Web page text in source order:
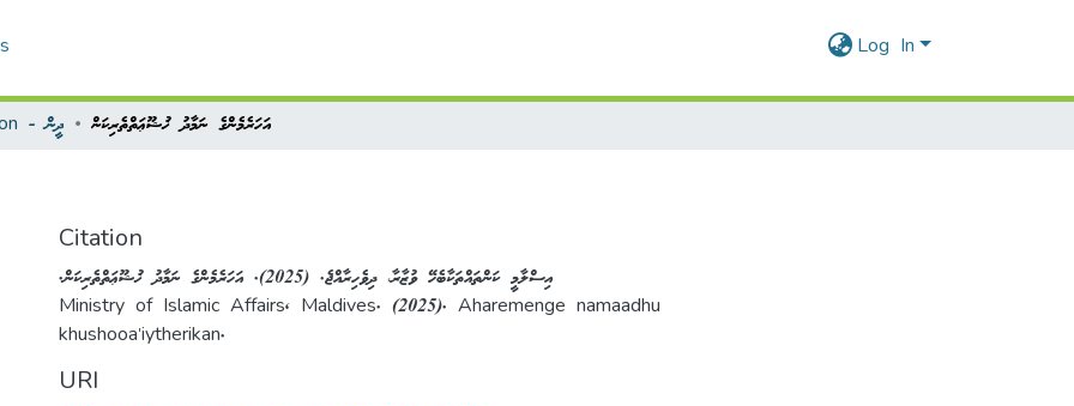
Log In
Religion - ދީން އަހަރެމެންގެ ނަމާދު ޚުޝޫޢަތްތެރިކަން
Citation
.އިސްލާމީ ކަންތައްތަކާބެހޭ ވުޒާރާ، ދިވެހިރާއްޖެ. (2025). އަހަރެމެންގެ ނަމާދު ޚުޝޫޢަތްތެރިކަން
Ministry of Islamic Affairs, Maldives. (2025). Aharemenge namaadhu
khushooa'iytherikan.
URI